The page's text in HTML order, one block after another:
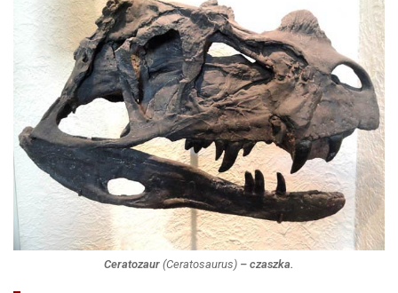
Ceratozaur (Ceratosaurus) – czaszka.